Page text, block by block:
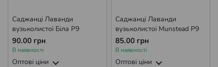
Саджанці Лаванди
вузьколистої Біла Р9
90.00 грн
В наявності
Оптові ціни
Саджанці Лаванди
вузьколистої Munstead Р9
85.00 грн
В наявності
Оптові ціни